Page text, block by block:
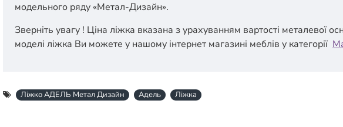
модельного ряду «Метал-Дизайн».
Зверніть увагу ! Ціна ліжка вказана з урахуванням вартості металевої
моделі ліжка Ви можете у нашому інтернет магазині меблів у категорії
Ліжко АДЕЛЬ Метал Дизайн Адель Ліжка